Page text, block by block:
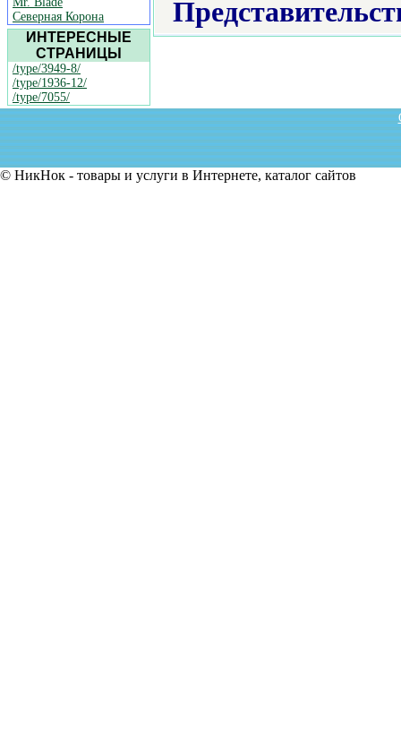
Северная Корона
ИНТЕРЕСНЫЕ
СТРАНИЦЫ
/type/3949-8/
/type/1936-12/
/type/7055/
© НикНок - товары и услуги в Интернете, каталог сайтов